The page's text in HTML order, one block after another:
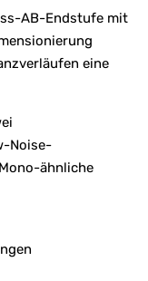
AB-Endstufe mit
eine
Noise-
ähnliche